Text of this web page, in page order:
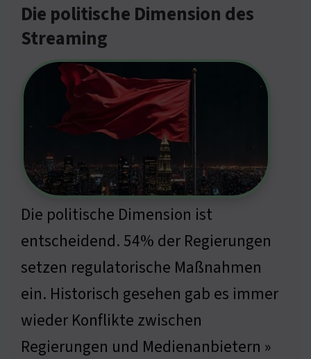
Die politische Dimension des
Streaming
Die politische Dimension ist
entscheidend. 54% der Regierungen
setzen regulatorische Maßnahmen
ein. Historisch gesehen gab es immer
wieder Konflikte zwischen
Regierungen und Medienanbietern »